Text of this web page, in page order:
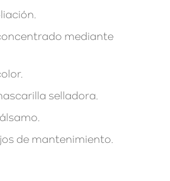
mediante
selladora.
de mantenimiento.